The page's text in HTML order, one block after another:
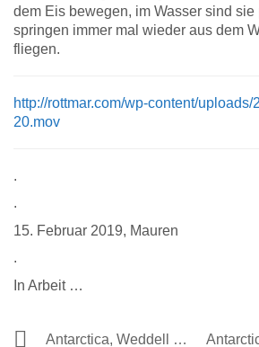
dem Eis bewegen, im Wasser sind
springen immer mal wieder aus dem
fliegen.
http://rottmar.com/wp-content/uploads/
20.mov
.
.
15. Februar 2019, Mauren
.
In Arbeit …
Antarctica, Weddell Sea, Falkland Islands 2019 (07)